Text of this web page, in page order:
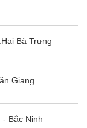
Bà Trưng
Giang
Bắc Ninh